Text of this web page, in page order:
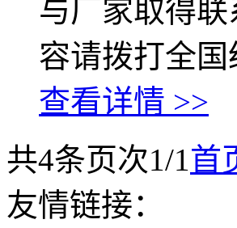
与厂家取得
容请拨打全
查看详情 >>
共4条页次1/1首
友情链接：